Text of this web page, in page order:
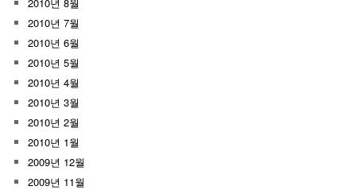
2010년 7월
2010년 6월
2010년 5월
2010년 4월
2010년 3월
2010년 2월
2010년 1월
2009년 12월
2009년 11월